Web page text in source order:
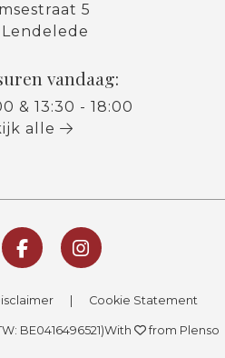
5
vandaag:
& 13:30 - 18:00
alle
Cookie Statement
BE0416496521)With from Plenso